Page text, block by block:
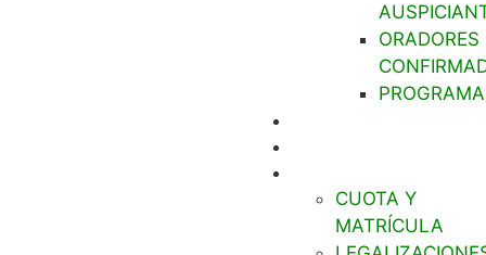
ORADORES
PROGRAMA
CUOTA Y
MATRÍCULA